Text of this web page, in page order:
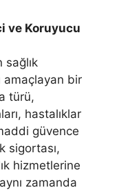
ve Koruyucu
sağlık
amaçlayan bir
türü,
hastalıklar
güvence
sigortası,
hizmetlerine
zamanda